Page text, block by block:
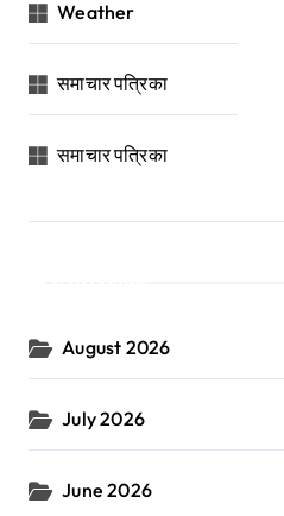
Weather
समाचार पत्रिका
समाचार पत्रिका
August 2026
July 2026
June 2026